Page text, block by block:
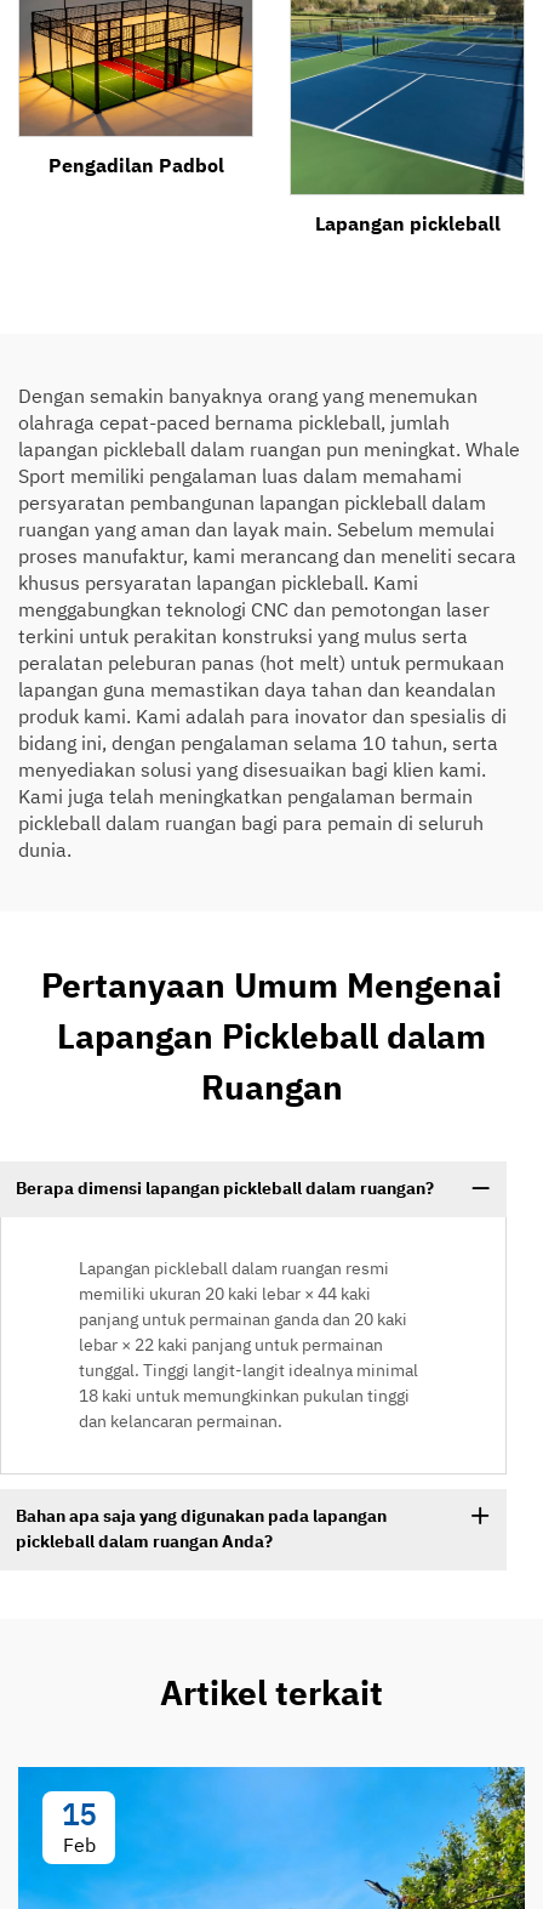
Pengadilan Padbol
Lapangan pickleball
Dengan semakin banyaknya orang yang menemukan
olahraga cepat-paced bernama pickleball, jumlah
lapangan pickleball dalam ruangan pun meningkat. Whale
Sport memiliki pengalaman luas dalam memahami
persyaratan pembangunan lapangan pickleball dalam
ruangan yang aman dan layak main. Sebelum memulai
proses manufaktur, kami merancang dan meneliti secara
khusus persyaratan lapangan pickleball. Kami
menggabungkan teknologi CNC dan pemotongan laser
terkini untuk perakitan konstruksi yang mulus serta
peralatan peleburan panas (hot melt) untuk permukaan
lapangan guna memastikan daya tahan dan keandalan
produk kami. Kami adalah para inovator dan spesialis di
bidang ini, dengan pengalaman selama 10 tahun, serta
menyediakan solusi yang disesuaikan bagi klien kami.
Kami juga telah meningkatkan pengalaman bermain
pickleball dalam ruangan bagi para pemain di seluruh
dunia.
Pertanyaan Umum Mengenai
Lapangan Pickleball dalam
Ruangan
Berapa dimensi lapangan pickleball dalam ruangan?
Lapangan pickleball dalam ruangan resmi
memiliki ukuran 20 kaki lebar × 44 kaki
panjang untuk permainan ganda dan 20 kaki
lebar × 22 kaki panjang untuk permainan
tunggal. Tinggi langit-langit idealnya minimal
18 kaki untuk memungkinkan pukulan tinggi
dan kelancaran permainan.
Bahan apa saja yang digunakan pada lapangan
pickleball dalam ruangan Anda?
Artikel terkait
15
Feb